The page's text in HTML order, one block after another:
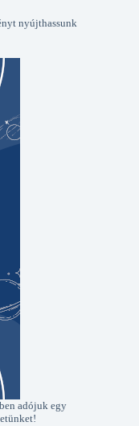
nyújthassunk
adójuk egy